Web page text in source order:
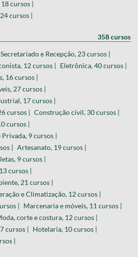
cursos |
cursos |
358 cursos
e Recepção, 23 cursos |
12 cursos | Eletrônica, 40 cursos |
16 cursos |
27 cursos |
17 cursos |
cursos | Construção civil, 30 cursos |
cursos |
9 cursos |
| Artesanato, 19 cursos |
9 cursos |
cursos |
21 cursos |
e Climatização, 12 cursos |
| Marcenaria e móveis, 11 cursos |
corte e costura, 12 cursos |
cursos | Hotelaria, 10 cursos |
|